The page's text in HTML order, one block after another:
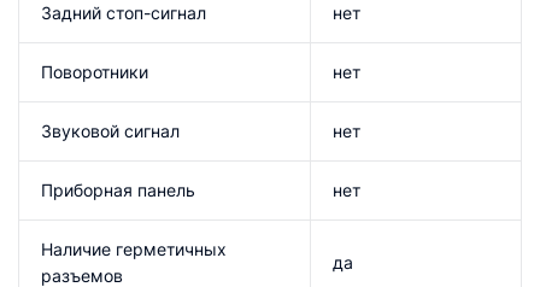
Задний стоп-сигнал нет
Поворотники нет
Звуковой сигнал нет
Приборная панель нет
Наличие герметичных
разъемов
да